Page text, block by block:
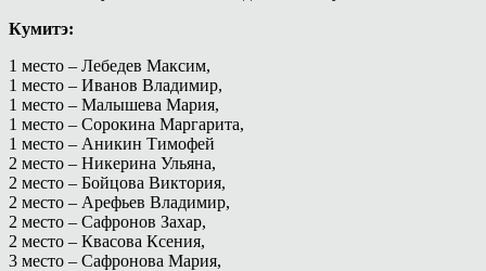
Кумитэ:
1 место – Лебедев Максим,
1 место – Иванов Владимир,
1 место – Малышева Мария,
1 место – Сорокина Маргарита,
1 место – Аникин Тимофей
2 место – Никерина Ульяна,
2 место – Бойцова Виктория,
2 место – Арефьев Владимир,
2 место – Сафронов Захар,
2 место – Квасова Ксения,
3 место – Сафронова Мария,